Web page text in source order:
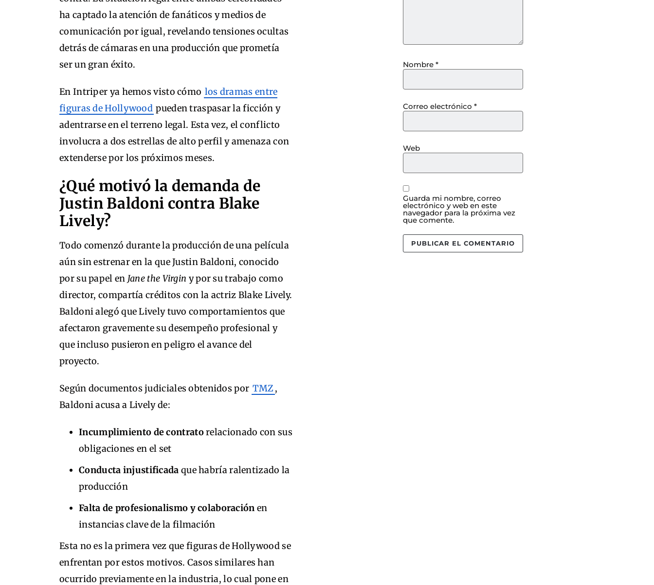
ha captado la atención de fanáticos y medios de
comunicación por igual, revelando tensiones ocultas
detrás de cámaras en una producción que prometía
ser un gran éxito.
En Intriper ya hemos visto cómo los dramas entre
figuras de Hollywood pueden traspasar la ficción y
adentrarse en el terreno legal. Esta vez, el conflicto
involucra a dos estrellas de alto perfil y amenaza con
extenderse por los próximos meses.
¿Qué motivó la demanda de
Justin Baldoni contra Blake
Lively?
Todo comenzó durante la producción de una película
aún sin estrenar en la que Justin Baldoni, conocido
por su papel en Jane the Virgin y por su trabajo como
director, compartía créditos con la actriz Blake Lively.
Baldoni alegó que Lively tuvo comportamientos que
afectaron gravemente su desempeño profesional y
que incluso pusieron en peligro el avance del
proyecto.
Según documentos judiciales obtenidos por TMZ ,
Baldoni acusa a Lively de:
Incumplimiento de contratorelacionado con sus
obligaciones en el set
Conducta injustificada que habría ralentizado la
producción
Falta de profesionalismo y colaboración en
instancias clave de la filmación
Esta no es la primera vez que figuras de Hollywood se
enfrentan por estos motivos. Casos similares han
ocurrido previamente en la industria, lo cual pone en
Nombre *
Correo electrónico *
Web
Guarda mi nombre, correo
electrónico y web en este
navegador para la próxima vez
que comente.